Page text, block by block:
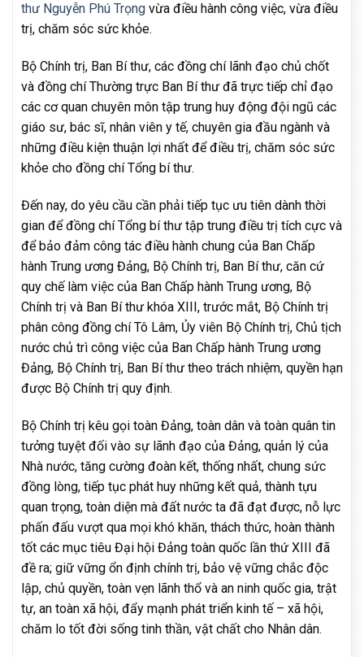
thư Nguyễn Phú Trọng vừa điều hành công việc, vừa điều
trị, chăm sóc sức khỏe.
Bộ Chính trị, Ban Bí thư, các đồng chí lãnh đạo chủ chốt
và đồng chí Thường trực Ban Bí thư đã trực tiếp chỉ đạo
các cơ quan chuyên môn tập trung huy động đội ngũ các
giáo sư, bác sĩ, nhân viên y tế, chuyên gia đầu ngành và
những điều kiện thuận lợi nhất để điều trị, chăm sóc sức
khỏe cho đồng chí Tổng bí thư.
Đến nay, do yêu cầu cần phải tiếp tục ưu tiên dành thời
gian để đồng chí Tổng bí thư tập trung điều trị tích cực và
để bảo đảm công tác điều hành chung của Ban Chấp
hành Trung ương Đảng, Bộ Chính trị, Ban Bí thư, căn cứ
quy chế làm việc của Ban Chấp hành Trung ương, Bộ
Chính trị và Ban Bí thư khóa XIII, trước mắt, Bộ Chính trị
phân công đồng chí Tô Lâm, Ủy viên Bộ Chính trị, Chủ tịch
nước chủ trì công việc của Ban Chấp hành Trung ương
Đảng, Bộ Chính trị, Ban Bí thư theo trách nhiệm, quyền hạn
được Bộ Chính trị quy định.
Bộ Chính trị kêu gọi toàn Đảng, toàn dân và toàn quân tin
tưởng tuyệt đối vào sự lãnh đạo của Đảng, quản lý của
Nhà nước, tăng cường đoàn kết, thống nhất, chung sức
đồng lòng, tiếp tục phát huy những kết quả, thành tựu
quan trọng, toàn diện mà đất nước ta đã đạt được, nỗ lực
phấn đấu vượt qua mọi khó khăn, thách thức, hoàn thành
tốt các mục tiêu Đại hội Đảng toàn quốc lần thứ XIII đã
đề ra; giữ vững ổn định chính trị, bảo vệ vững chắc độc
lập, chủ quyền, toàn vẹn lãnh thổ và an ninh quốc gia, trật
tự, an toàn xã hội, đẩy mạnh phát triển kinh tế – xã hội,
chăm lo tốt đời sống tinh thần, vật chất cho Nhân dân.